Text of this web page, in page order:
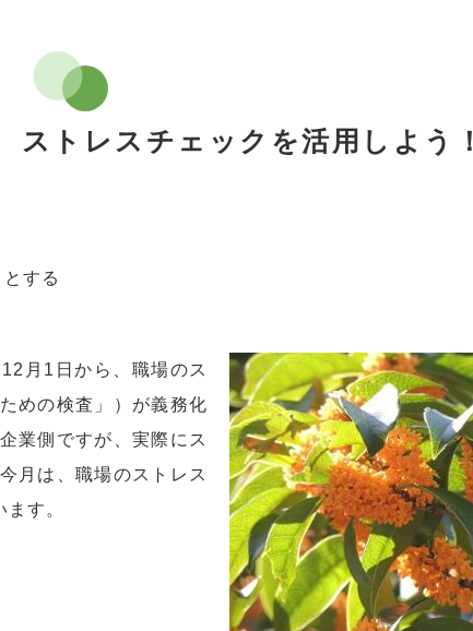
トレスチェックを活用しよう！
する
月1日から、職場のス
めの検査」）が義務化
業側ですが、実際にス
月は、職場のストレス
す。